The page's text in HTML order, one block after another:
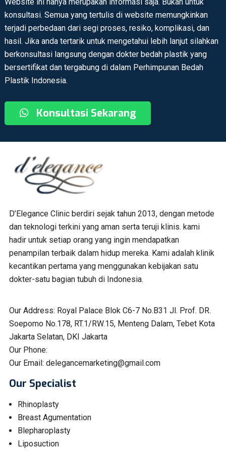
Website ini hanya merupakan informasi saja. Bukan untuk
konsultasi. Semua yang tertulis di website memungkinkan
terjadi perbedaan dari segi proses, resiko, komplikasi, dan
hasil. Jika anda tertarik untuk mengetahui lebih lanjut silahkan
berkonsultasi langsung dengan dokter bedah plastik yang
bersertifikat dan tergabung di dalam Perhimpunan Bedah
Plastik Indonesia.
Konsultasi Sekarang
D’Elegance Clinic berdiri sejak tahun 2013, dengan metode
dan teknologi terkini yang aman serta teruji klinis. kami
hadir untuk setiap orang yang ingin mendapatkan
penampilan terbaik dalam hidup mereka. Kami adalah klinik
kecantikan pertama yang menggunakan kebijakan satu
dokter-satu bagian tubuh di Indonesia.
Our Address: Royal Palace Blok C6-7 No.B31 Jl. Prof. DR.
Soepomo No.178, RT.1/RW.15, Menteng Dalam, Tebet Kota
Jakarta Selatan, DKI Jakarta
Our Phone:
Our Email: delegancemarketing@gmail.com
Our Specialist
Rhinoplasty
Breast Agumentation
Blepharoplasty
Liposuction